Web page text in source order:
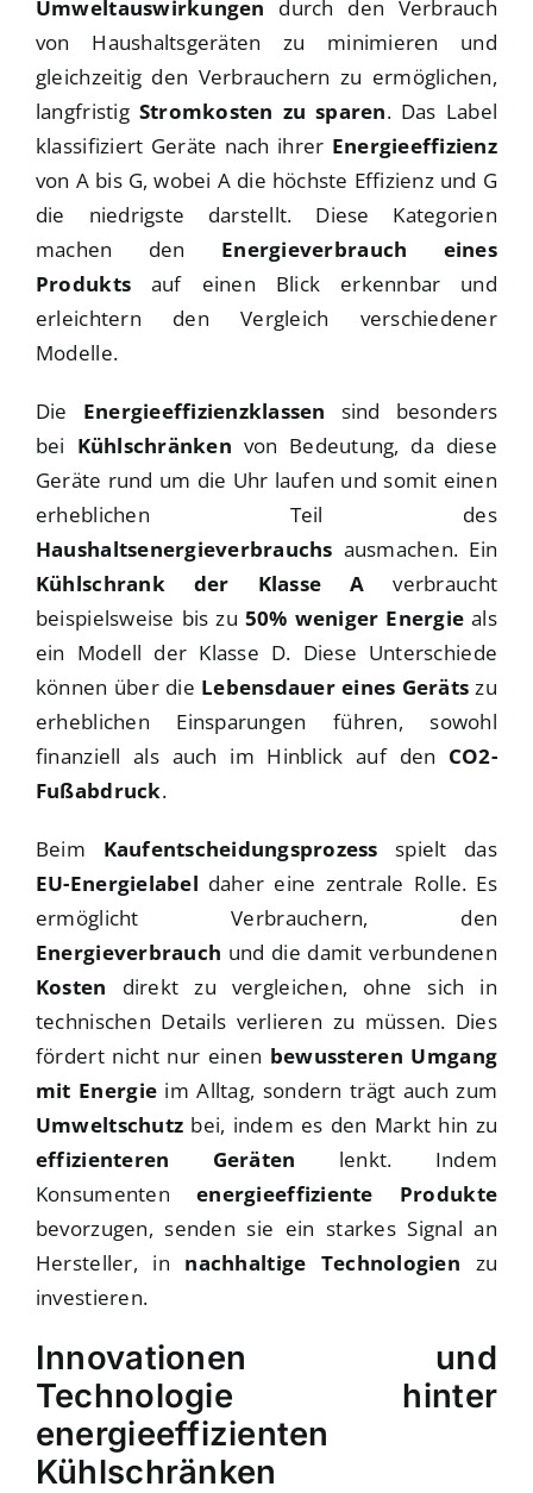
Umweltauswirkungen durch den Verbrauch
von Haushaltsgeräten zu minimieren und
gleichzeitig den Verbrauchern zu ermöglichen,
langfristig Stromkosten zu sparen. Das Label
klassifiziert Geräte nach ihrer Energieeffizienz
von A bis G, wobei A die höchste Effizienz und G
die niedrigste darstellt. Diese Kategorien
machen den Energieverbrauch eines
Produkts auf einen Blick erkennbar und
erleichtern den Vergleich verschiedener
Modelle.
Die Energieeffizienzklassen sind besonders
bei Kühlschränken von Bedeutung, da diese
Geräte rund um die Uhr laufen und somit einen
erheblichen Teil des
Haushaltsenergieverbrauchs ausmachen. Ein
Kühlschrank der Klasse A verbraucht
beispielsweise bis zu 50% weniger Energie als
ein Modell der Klasse D. Diese Unterschiede
können über die Lebensdauer eines Geräts zu
erheblichen Einsparungen führen, sowohl
finanziell als auch im Hinblick auf den CO2-
Fußabdruck.
Beim Kaufentscheidungsprozess spielt das
EU-Energielabel daher eine zentrale Rolle. Es
ermöglicht Verbrauchern, den
Energieverbrauch und die damit verbundenen
Kosten direkt zu vergleichen, ohne sich in
technischen Details verlieren zu müssen. Dies
fördert nicht nur einen bewussteren Umgang
mit Energie im Alltag, sondern trägt auch zum
Umweltschutz bei, indem es den Markt hin zu
effizienteren Geräten lenkt. Indem
Konsumentenenergieeffiziente Produkte
bevorzugen, senden sie ein starkes Signal an
Hersteller, in nachhaltige Technologien zu
investieren.
Innovationen und
Technologie hinter
energieeffizienten
Kühlschränken